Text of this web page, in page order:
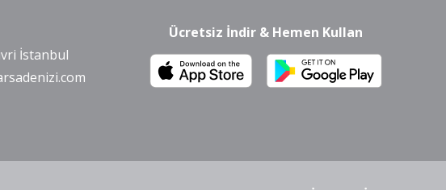
İstanbul
Ücretsiz İndir & Hemen Kullan